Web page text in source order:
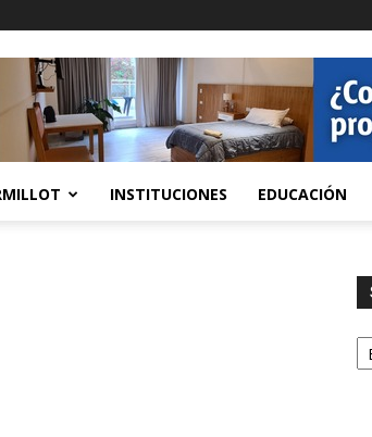
INSTITUCIONES EDUCACIÓN